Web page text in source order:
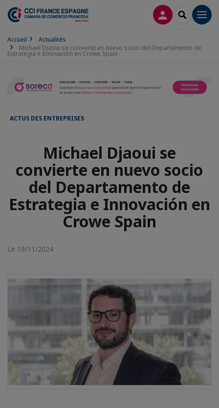
CONNEXION
Accueil
Actualités
Michael Djaoui se convierte en nuevo socio del Departamento de
Estrategia e Innovación en Crowe Spain
ACTUS DES ENTREPRISES
Michael Djaoui se
convierte en nuevo socio
del Departamento de
Estrategia e Innovación en
Crowe Spain
Le 19/11/2024